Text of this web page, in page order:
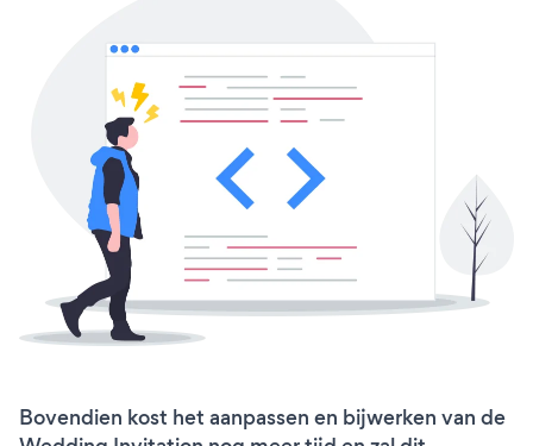
Bovendien kost het aanpassen en bijwerken van de